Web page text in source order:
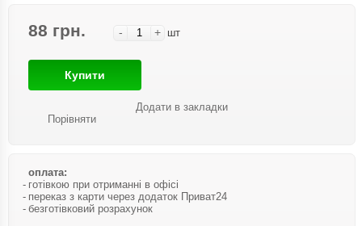
88 грн. - + шт
Купити
Порівняти
Додати в закладки
оплата:
готівкою при отриманні в офісі
переказ з карти через додаток Приват24
безготівковий розрахунок